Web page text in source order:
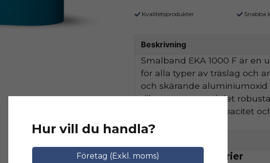
Kvalitetsprodukter Snabba
Beskrivning
Smalband EKA 1000 F är en
för alla typer av träslag och
och skärande
tillsammans med det
hög avverkningskapacitet
Relaterade kategorier
Hur vill du handla?
Företag (Exkl. moms)